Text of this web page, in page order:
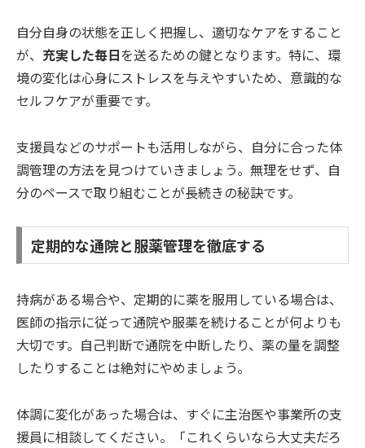
自分自身の状態を正しく把握し、適切なケアをすること
が、 充実した毎日を送るための鍵となります。特に、環
境の変化は心身にストレスを与えやすいため、意識的な
セルフケアが重要です。
支援員などのサポートも活用しながら、自分に合った体
調管理の方法を見つけていきましょう。無理をせず、自
分のペースで取り組むことが長続きの秘訣です。
定期的な通院と服薬管理を徹底する
持病がある場合や、定期的に薬を服用している場合は、
医師の指示に従って通院や服薬を続けることが何よりも
大切です。自己判断で通院を中断したり、薬の量を調整
したりすることは絶対にやめましょう。
体調に変化があった場合は、すぐに主治医や事業所の支
援員に相談してください。「これくらいなら大丈夫だろ